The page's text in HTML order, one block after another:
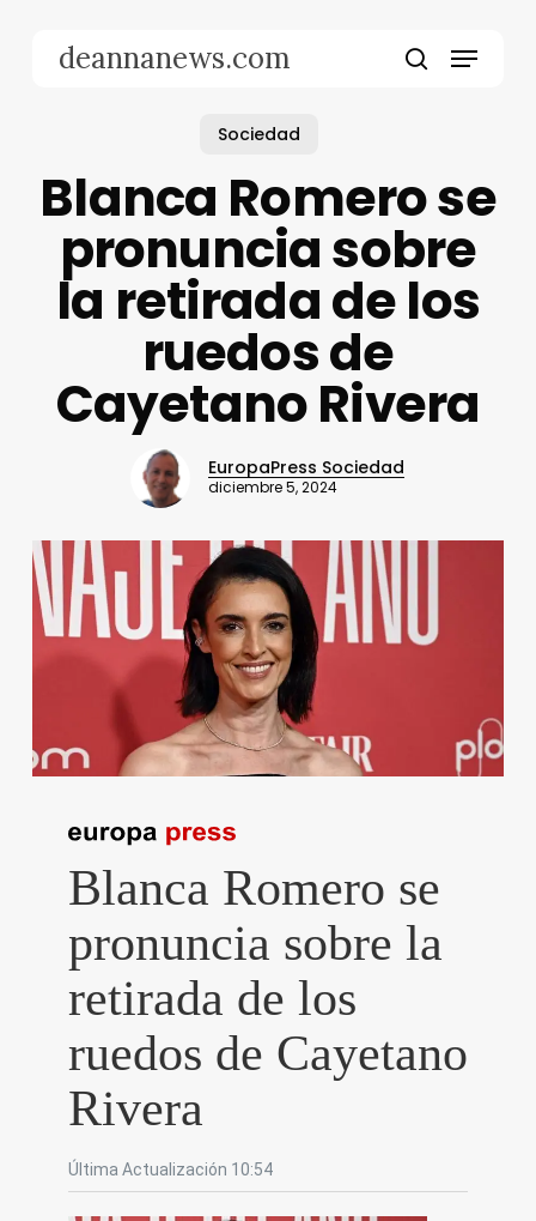
deannanews.com Menu
Sociedad
Blanca Romero se
pronuncia sobre
la retirada de los
ruedos de
Cayetano Rivera
EuropaPress Sociedad
diciembre 5, 2024